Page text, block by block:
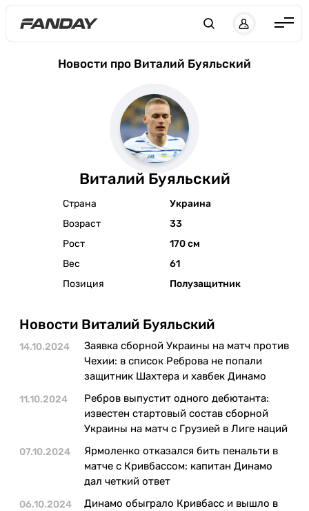
Букмекеры
Новости про Виталий Буяльский
Виталий Буяльский
Страна
Украина
Возраст
33
Рост
170 см
Вес
61
Позиция
Полузащитник
Новости Виталий Буяльский
14.10.2024
Заявка сборной Украины на матч против
Чехии: в список Реброва не попали
защитник Шахтера и хавбек Динамо
11.10.2024
Ребров выпустит одного дебютанта:
известен стартовый состав сборной
Украины на матч с Грузией в Лиге наций
07.10.2024
Ярмоленко отказался бить пенальти в
матче с Кривбассом: капитан Динамо
дал четкий ответ
06.10.2024
Динамо обыграло Кривбасс и вышло в